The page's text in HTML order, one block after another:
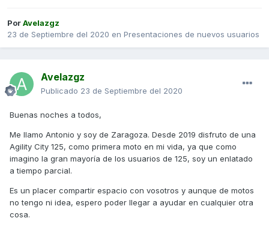
PorAvelazgz
23 de Septiembre del 2020 en Presentaciones de nuevos usuarios
Avelazgz
Publicado 23 de Septiembre del 2020
Buenas noches a todos,
Me llamo Antonio y soy de Zaragoza. Desde 2019 disfruto de una
Agility City 125, como primera moto en mi vida, ya que como
imagino la gran mayoría de los usuarios de 125, soy un enlatado
a tiempo parcial.
Es un placer compartir espacio con vosotros y aunque de motos
no tengo ni idea, espero poder llegar a ayudar en cualquier otra
cosa.